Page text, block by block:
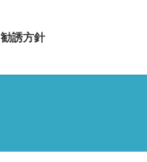
勧誘方針